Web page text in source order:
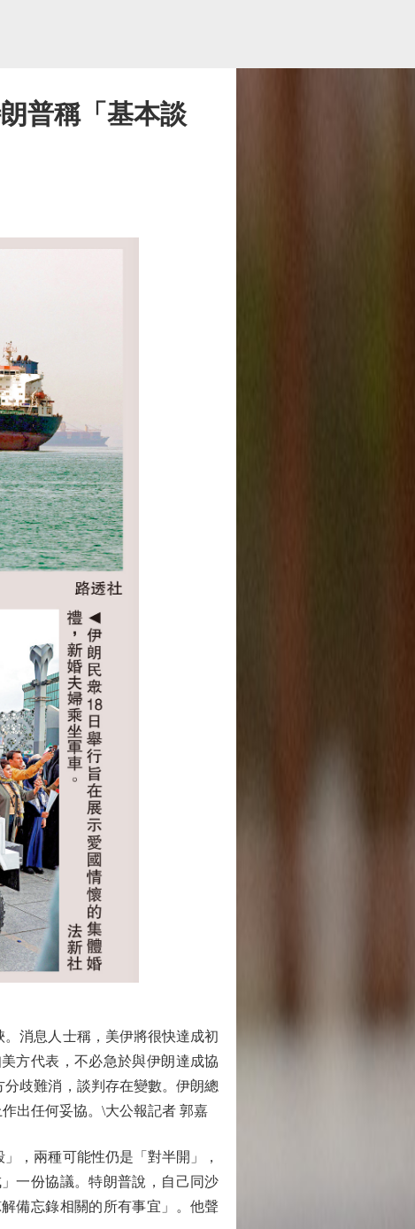
普稱「基本談
消息人士稱，美伊將很快達成初
方代表，不必急於與伊朗達成協
歧難消，談判存在變數。伊朗總
出任何妥協。\大公報記者 郭嘉
，兩種可能性仍是「對半開」，
一份協議。特朗普說，自己同沙
備忘錄相關的所有事宜」。他聲